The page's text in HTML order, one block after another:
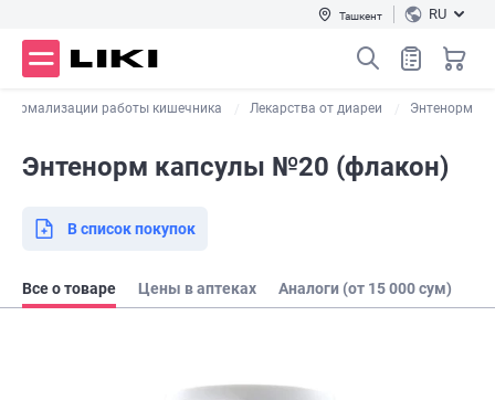
Ташкент RU
работы кишечника Лекарства от диареи Энтенорм
Энтенорм капсулы №20 (флакон)
В список покупок
Все о товаре Цены в аптеках Аналоги (от 15 000 сум)